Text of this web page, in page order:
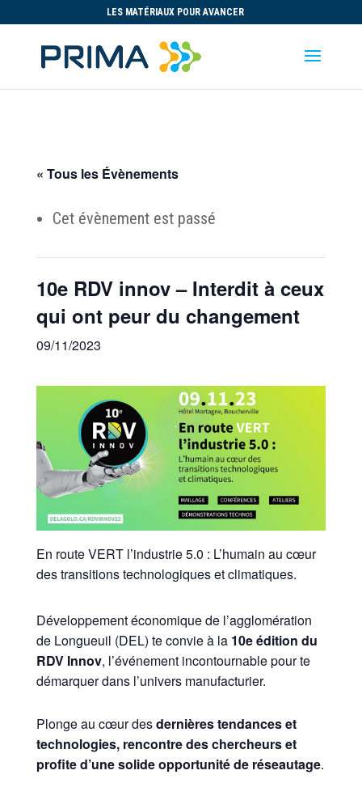
LES MATÉRIAUX POUR AVANCER
« Tous les Évènements
Cet évènement est passé
10e RDV innov – Interdit à ceux
qui ont peur du changement
09/11/2023
En route VERT l’industrie 5.0 : L’humain au cœur
des transitions technologiques et climatiques.
Développement économique de l’agglomération
de Longueuil (DEL) te convie à la 10e édition du
RDV Innov, l’événement incontournable pour te
démarquer dans l’univers manufacturier.
Plonge au cœur desdernières tendances et
technologies, rencontre des chercheurs et
profite d’une solide opportunité de réseautage.